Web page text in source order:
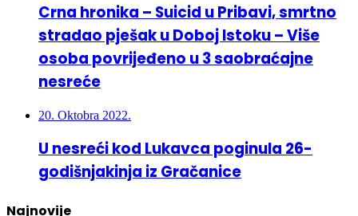
Crna hronika – Suicid u Pribavi, smrtno
stradao pješak u Doboj Istoku – Više
osoba povrijeđeno u 3 saobraćajne
nesreće
20. Oktobra 2022.
U nesreći kod Lukavca poginula 26-
godišnjakinja iz Gračanice
Najnovije